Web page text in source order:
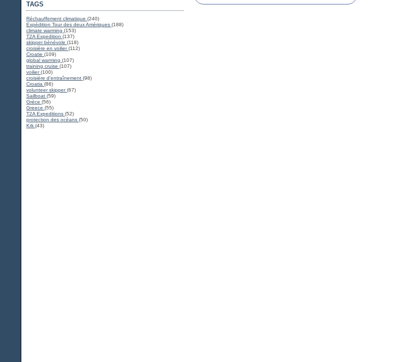
TAGS
Réchauffement climatique (240)
Expédition Tour des deux Amériques (188)
climate warming (153)
T2A Expedition (137)
skipper bénévole (118)
croisière en voilier(112)
Croatie (109)
global warming (107)
training cruise (107)
voilier(100)
croisière d'entraînement (98)
Croatia (86)
volunteer skipper(67)
Sailboat (59)
Grèce (56)
Greece (55)
T2A Expeditions (52)
protection des océans (50)
Krk (43)